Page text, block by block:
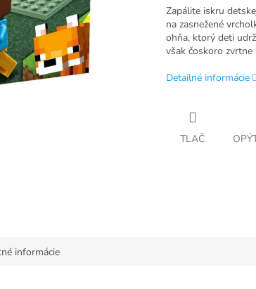
Zapálite iskru
na zasnežené
ohňa, ktorý deti
však čoskoro zvrtne
Detailné informácie
TLAČ
informácie